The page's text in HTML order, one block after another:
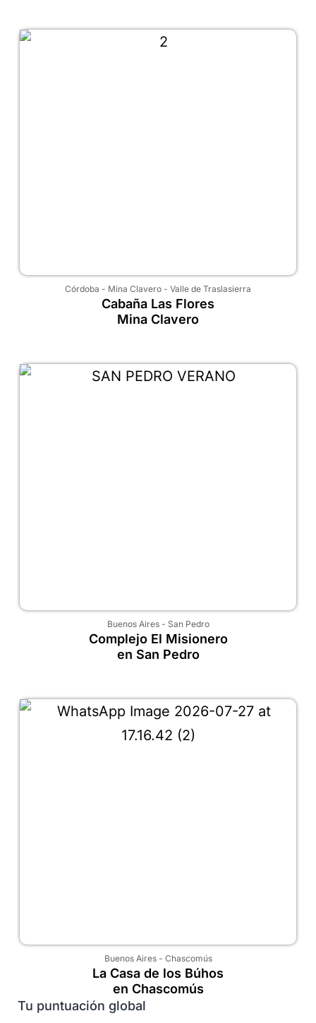
Córdoba - Mina Clavero - Valle de Traslasierra
Cabaña Las Flores
Mina Clavero
Buenos Aires- San Pedro
Complejo El Misionero
en San Pedro
Buenos Aires- Chascomús
La Casa de los Búhos
en Chascomús
Tu puntuación global